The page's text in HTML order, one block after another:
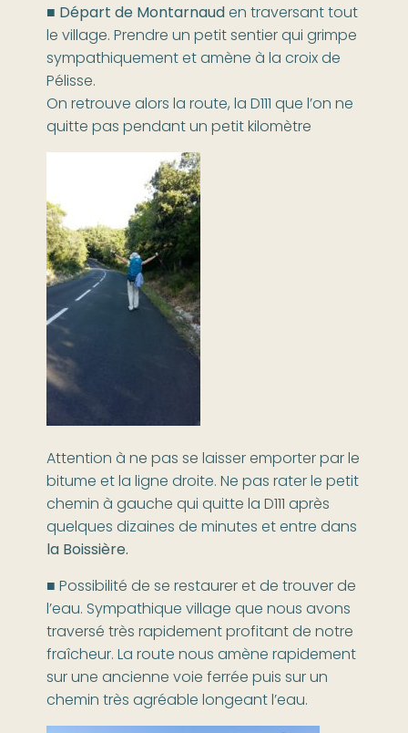
■ Départ de Montarnauden traversant tout
le village. Prendre un petit sentier qui grimpe
sympathiquement et amène à la croix de
Pélisse.
On retrouve alors la route, la D111 que l’on ne
quitte pas pendant un petit kilomètre
Attention à ne pas se laisser emporter par le
bitume et la ligne droite. Ne pas rater le petit
chemin à gauche qui quitte la D111 après
quelques dizaines de minutes et entre dans
la Boissière.
■ Possibilité de se restaurer et de trouver de
l’eau. Sympathique village que nous avons
traversé très rapidement profitant de notre
fraîcheur. La route nous amène rapidement
sur une ancienne voie ferrée puis sur un
chemin très agréable longeant l’eau.